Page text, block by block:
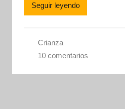
Seguir leyendo
Crianza
10 comentarios